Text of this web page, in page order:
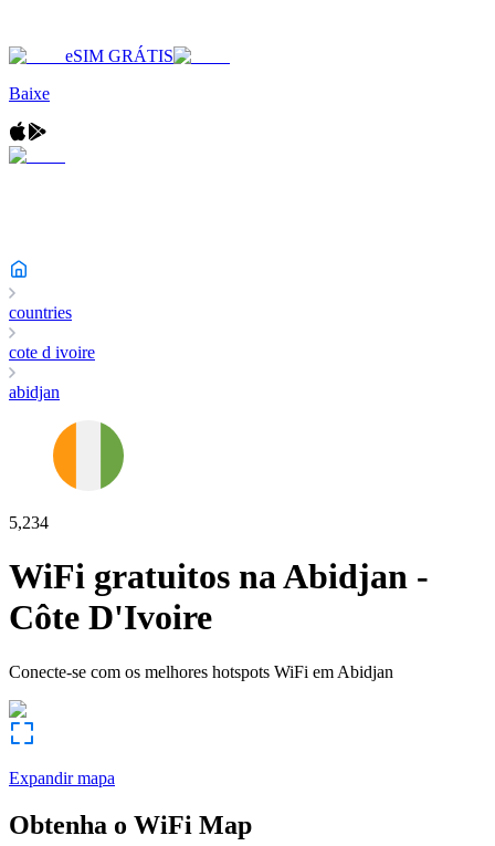
eSIM GRÁTIS
Baixe
countries
cote d ivoire
abidjan
5,234
WiFi gratuitos naAbidjan -
Côte D'Ivoire
Conecte-se com os melhores hotspots WiFi em Abidjan
Expandir mapa
Obtenha o WiFi Map